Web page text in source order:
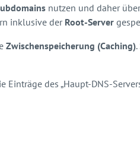
nutzen und daher
inklusive der Root-Server
Zwischenspeicherung (Caching)
Einträge des „Haupt-DNS-